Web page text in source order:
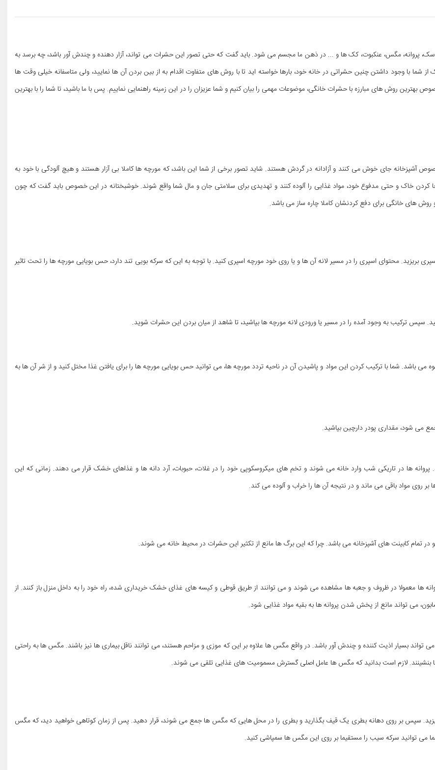
مگس، عنکبوت، کک ها و ... در ذهن ما مجسم می شود. باید گفت که حتی تصور این حشرات می تواند، آزار دهنده و چندش آور باشد، چه برسد به
با وجود داشتن چنین حشراتی در خانه خود، بارها خواسته اید تا با روش های متفاوت اقدام به از بین بردن آن ها نمایید، ولی متاسفانه خیلی وقت ها
بهترین روش های مبارزه با حشرات خانگی، موضوعات مهمی را بیان کنیم و شما عزیزان را در این زمینه راهنمایی نماییم. پس با ما باشید، تا شما را با بهترین
آشپزخانه جای خوش می کنند و آزادانه در گردش هستند. شاید تصور برخی از شما این باشد، که مورچه ها کاملا بی آزار هستند و هیچ آلودگی با خود به
جا کردن خاک و حتی مدفوع خود، مواد غذایی را آلوده کنند و تهدیدی برای سلامتی جان و مال شما واقع شوند. خوشبختانه در این خصوص باید گفت که چون
های خانگی برای دفع کردنشان کاملا چاره ساز می باشد.
بریزید. محتوای اسپری را در مسیر لانه آن ها و یا روی خود مورچه اسپری کنید. با توجه به این که سرکه بویی تند دارد، حس بویایی مورچه ها را تحت تاثیر
می باشد. شما با ترکیب کردن این مواد و پاشیدن آن در ناحیه تردد مورچه ها، می توانید حس بویایی مورچه ها را برای یافتن غذا مختل کنید و از شر آن ها به
می شود، مقداری پودر دارچین بپاشید.
ها در تاریکی شب وارد خانه می شوند و تخم های میکروسکوپی خود را در غلات، حبوبات، آرد دانه ها و غذاهای خشک قرار می دهند. زمانی که این
روی مواد باقی می ماند و در نتیجه آن ها را خراب و آلوده می کند.
در تمام کابینت های آشپزخانه می باشد. چرا که این برگ ها مانع از تکثیر این حشرات در محیط خانه می شوند.
ها معمولا در ظروف و جعبه ها مشاهده می شوند و می توانند از طریق قوطی و کیسه های غذای خشک خریداری شده، راه خود را به داخل منزل باز کنند. از
می تواند مانع از پخش شدن پروانه ها به بقیه مواد غذایی شود.
تواند بسیار اذیت کننده و چندش آور باشد. در واقع مگس ها علاوه بر این که موزی و مزاحم هستند، می توانند ناقل بیماری ها نیز باشند. مگس ها به راحتی
شما بنشینند. لازم است بدانید که مگس ها عامل اصلی گسترش مسمومیت های غذایی تلقی می شوند.
سپس بر روی دهانه بطری یک قیف بگذارید و بطری را در محل هایی که مگس ها جمع می شوند، قرار دهید. پس از زمان کوتاهی خواهید دید، که مگس
شما می توانید سرکه سیب را مستقیما بر روی این مگس ها سمپاشی کنید.